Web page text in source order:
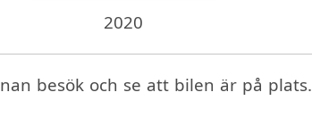
2020
besök och se att bilen är på plats.